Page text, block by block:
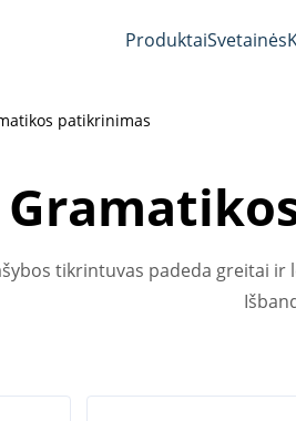
ProduktaiSvetainės
patikrinimas
tikrintuvas padeda greitai